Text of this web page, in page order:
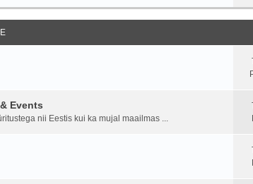
Events
nii Eestis kui ka mujal maailmas ...